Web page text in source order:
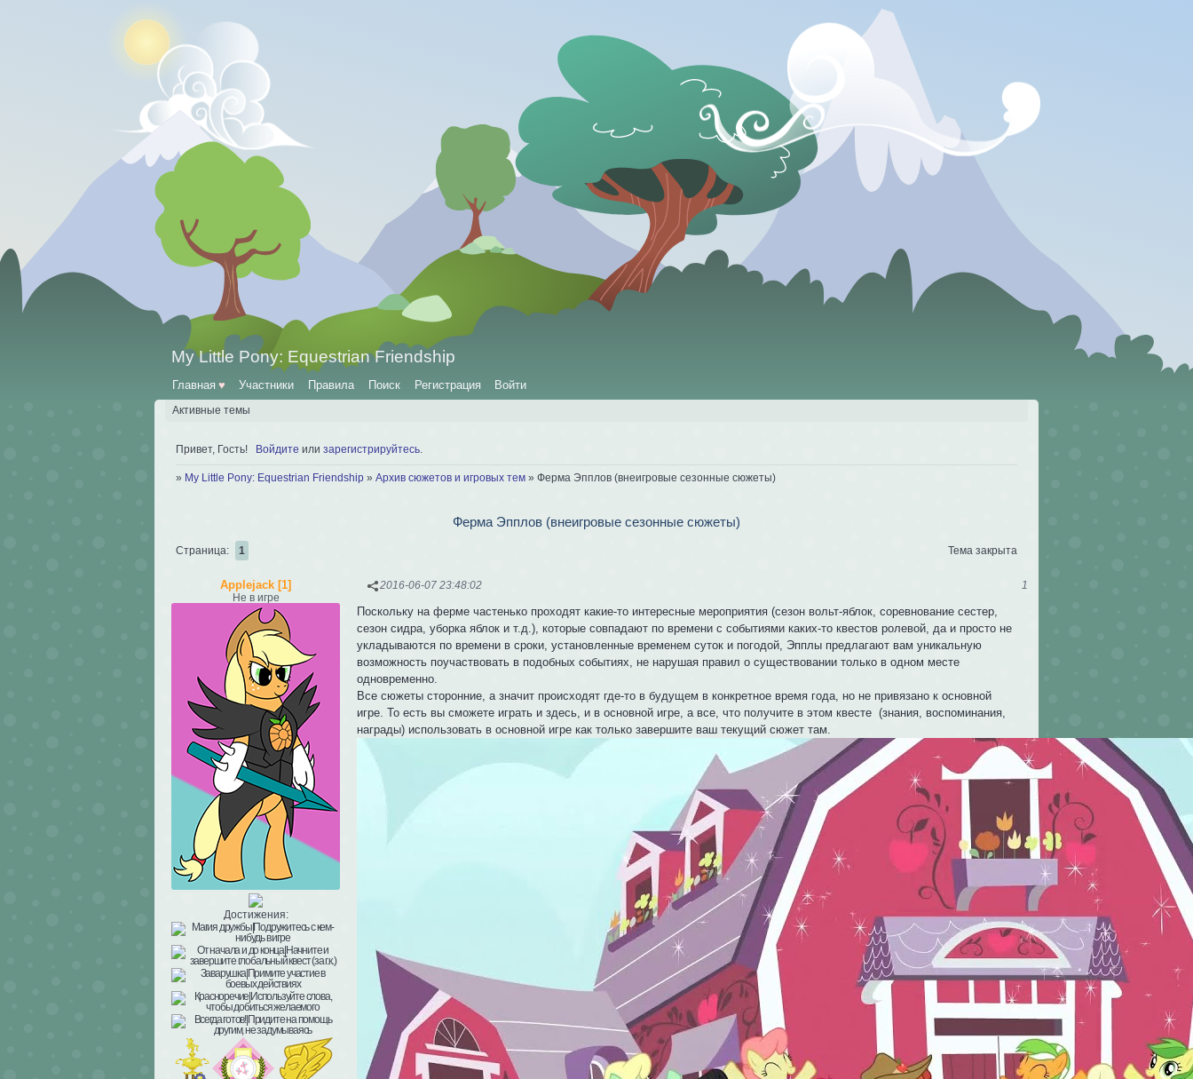
My Little Pony: Equestrian Friendship
Главная ♥ Участники Правила Поиск Регистрация Войти
Активные темы
Привет, Гость! Войдите или зарегистрируйтесь
» My Little Pony: Equestrian Friendship » Архив сюжетов и игровых тем » Ферма Эпплов (внеигровые сезонные сюжеты)
Ферма Эпплов (внеигровые сезонные сюжеты)
Страница: 1 Тема закрыта
1
2016-06-07 23:48:02
Applejack [1]
Не в игре
Достижения:
Поскольку на ферме частенько проходят какие-то интересные мероприятия (сезон вольт-яблок, соревнование сестер,
сезон сидра, уборка яблок и т.д.), которые совпадают по времени с событиями каких-то квестов ролевой, да и просто не
укладываются по времени в сроки, установленные временем суток и погодой, Эпплы предлагают вам уникальную
возможность поучаствовать в подобных событиях, не нарушая правил о существовании только в одном месте
одновременно.
Все сюжеты сторонние, а значит происходят где-то в будущем в конкретное время года, но не привязано к основной
игре. То есть вы сможете играть и здесь, и в основной игре, а все, что получите в этом квесте (знания, воспоминания,
награды) использовать в основной игре как только завершите ваш текущий сюжет там.